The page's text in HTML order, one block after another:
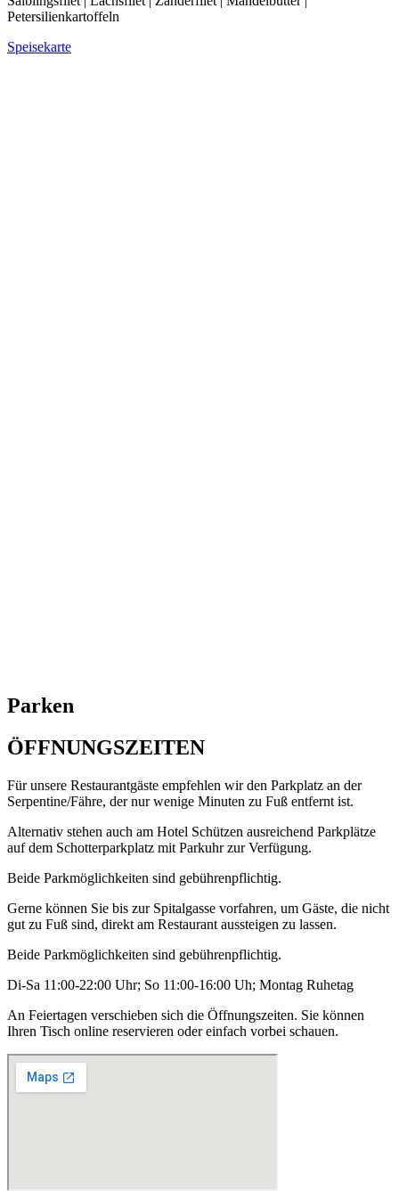
Petersilienkartoffeln
Speisekarte
Parken
ÖFFNUNGSZEITEN
Für unsere Restaurantgäste empfehlen wir den Parkplatz an der
Serpentine/Fähre, der nur wenige Minuten zu Fuß entfernt ist.
Alternativ stehen auch am Hotel Schützen ausreichend Parkplätze
auf dem Schotterparkplatz mit Parkuhr zur Verfügung.
Beide Parkmöglichkeiten sind gebührenpflichtig.
Gerne können Sie bis zur Spitalgasse vorfahren, um Gäste, die nicht
gut zu Fuß sind, direkt am Restaurant aussteigen zu lassen.
Beide Parkmöglichkeiten sind gebührenpflichtig.
Di-Sa 11:00-22:00 Uhr; So 11:00-16:00 Uh; Montag Ruhetag
An Feiertagen verschieben sich die Öffnungszeiten. Sie können
Ihren Tisch online reservieren oder einfach vorbei schauen.